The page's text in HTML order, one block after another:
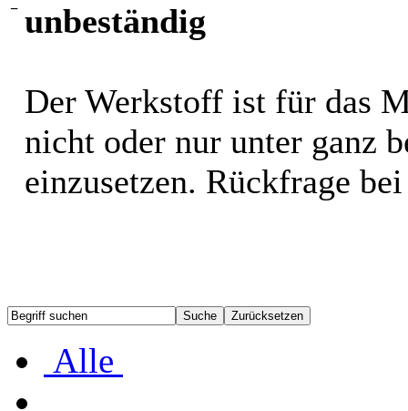
− unbeständig
Der Werkstoff ist für das
nicht oder nur unter ganz
einzusetzen. Rückfrage
Alle